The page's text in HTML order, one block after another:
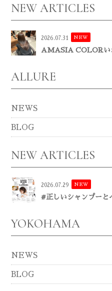
NEW ARTICLES
2026.07.31 NEW
AMASIA COLORい
ALLURE
NEWS
BLOG
NEW ARTICLES
2026.07.29 NEW
#正しいシャンプーと
YOKOHAMA
NEWS
BLOG